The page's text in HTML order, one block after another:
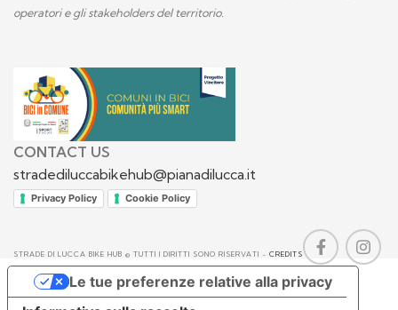
operatori e gli stakeholders del territorio.
CONTACT US
stradediluccabikehub@pianadilucca.it
Privacy Policy Cookie Policy
STRADE DI LUCCA BIKE HUB © TUTTI I DIRITTI SONO RISERVATI - CREDITS
Le tue preferenze relative alla privacy